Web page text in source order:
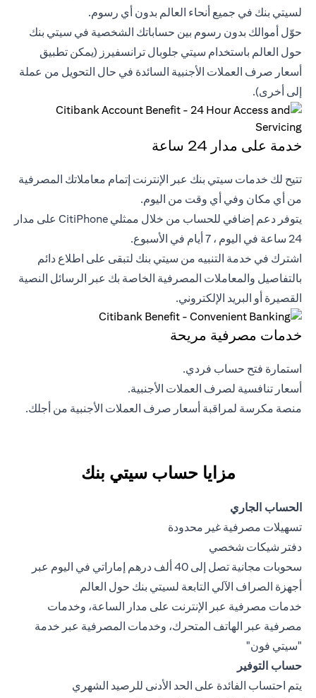
لسيتي بنك في جميع أنحاء العالم بدون أي رسوم.
حوّل أموالك بدون رسوم بين حساباتك الشخصية في سيتي بنك
حول العالم باستخدام سيتي جلوبال ترانسفيرز (يمكن تطبيق
أسعار صرف العملات الأجنبية السائدة في حال التحويل من عملة
إلى أخرى).
خدمة على مدار 24 ساعة
تتيح لك خدمات سيتي بنك عبر الإنترنت إتمام معاملاتك المصرفية
من أي مكان وفي أي وقت من اليوم.
يتوفر دعم إضافي للحساب من خلال ممثلي CitiPhone على مدار
24 ساعة في اليوم ، 7 أيام في الأسبوع.
اشترك في خدمة التنبيه من سيتي بنك لتبقى على اطلاع دائم
بالتفاصيل والمعاملات المصرفية الخاصة بك عبر الرسائل النصية
القصيرة أو البريد الإلكتروني.
خدمات مصرفية مريحة
استمارة فتح حساب فردي.
أسعار تنافسية لصرف العملات الأجنبية.
منصة مكرسة لمراقبة أسعار صرف العملات الأجنبية من أجلك.
مزايا حساب سيتي بنك
الحساب الجاري
تسهيلات مصرفية غير محدودة
دفتر شيكات شخصي
سحوبات مجانية تصل إلى 40 ألف درهم إماراتي في اليوم عبر
أجهزة الصراف الآلي التابعة لسيتي بنك حول العالم
خدمات مصرفية عبر الإنترنت على مدار الساعة، وخدمات
مصرفية عبر الهاتف المتحرك، وخدمات المصرفية عبر خدمة
"سيتي فون"
حساب التوفير
يتم احتساب الفائدة على الحد الأدنى للرصيد الشهري